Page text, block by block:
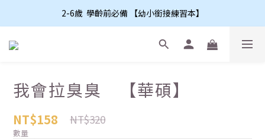
2-6歲  學齡前必備 【幼小銜接練習本】
我會拉臭臭 【華碩】
NT$158 NT$320
數量